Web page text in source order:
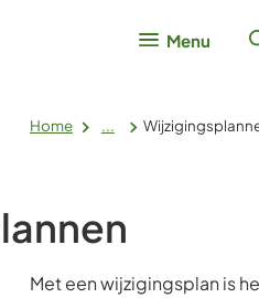
Menu
Home ...
Met een wijzigingsplan is